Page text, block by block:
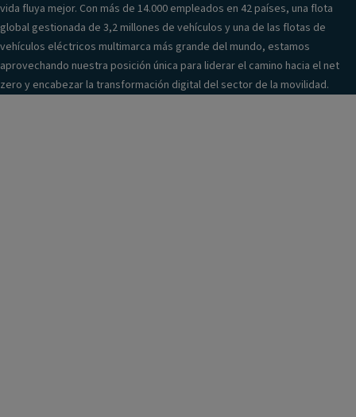
vida fluya mejor. Con más de 14.000 empleados en 42 países, una flota
global gestionada de 3,2 millones de vehículos y una de las flotas de
vehículos eléctricos multimarca más grande del mundo, estamos
aprovechando nuestra posición única para liderar el camino hacia el net
zero y encabezar la transformación digital del sector de la movilidad.